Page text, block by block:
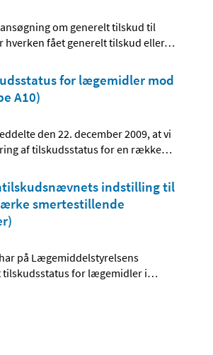
om generelt tilskud til
hverken fået generelt tilskud eller…
for lægemidler mod
A10)
den 22. december 2009, at vi
af tilskudsstatus for en række…
indstilling til
smertestillende
på Lægemiddelstyrelsens
for lægemidler i…